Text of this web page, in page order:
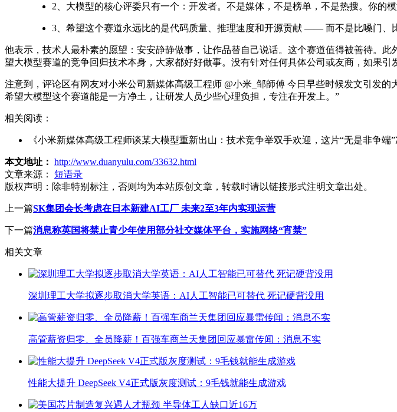
2、大模型的核心评委只有一个：开发者。不是媒体，不是榜单，不是热搜。你的
3、希望这个赛道永远比的是代码质量、推理速度和开源贡献 —— 而不是比嗓门、
他表示，技术人最朴素的愿望：安安静静做事，让作品替自己说话。这个赛道值得被善待。
望大模型赛道的竞争回归技术本身，大家都好好做事。没有针对任何具体公司或友商，如果引
注意到，评论区有网友对小米公司新媒体高级工程师 @小米_邹師傅 今日早些时候发文引发
希望大模型这个赛道能是一方净土，让研发人员少些心理负担，专注在开发上。”
相关阅读：
《小米新媒体高级工程师谈某大模型重新出山：技术竞争举双手欢迎，这片“无是非争端”
本文地址： http://www.duanyulu.com/33632.html
文章来源：
短语录
版权声明： 除非特别标注，否则均为本站原创文章，转载时请以链接形式注明文章出处。
上一篇SK集团会长考虑在日本新建AI工厂 未来2至3年内实现运营
下一篇消息称英国将禁止青少年使用部分社交媒体平台，实施网络“宵禁”
相关文章
深圳理工大学拟逐步取消大学英语：AI人工智能已可替代 死记硬背没用
高管薪资归零、全员降薪！百强车商兰天集团回应暴雷传闻：消息不实
性能大提升 DeepSeek V4正式版灰度测试：9毛钱就能生成游戏